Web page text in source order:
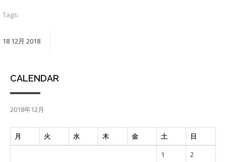
Tags:
18 12月 2018
CALENDAR
2018年12月
月 火 水 木 金 土 日
1
2